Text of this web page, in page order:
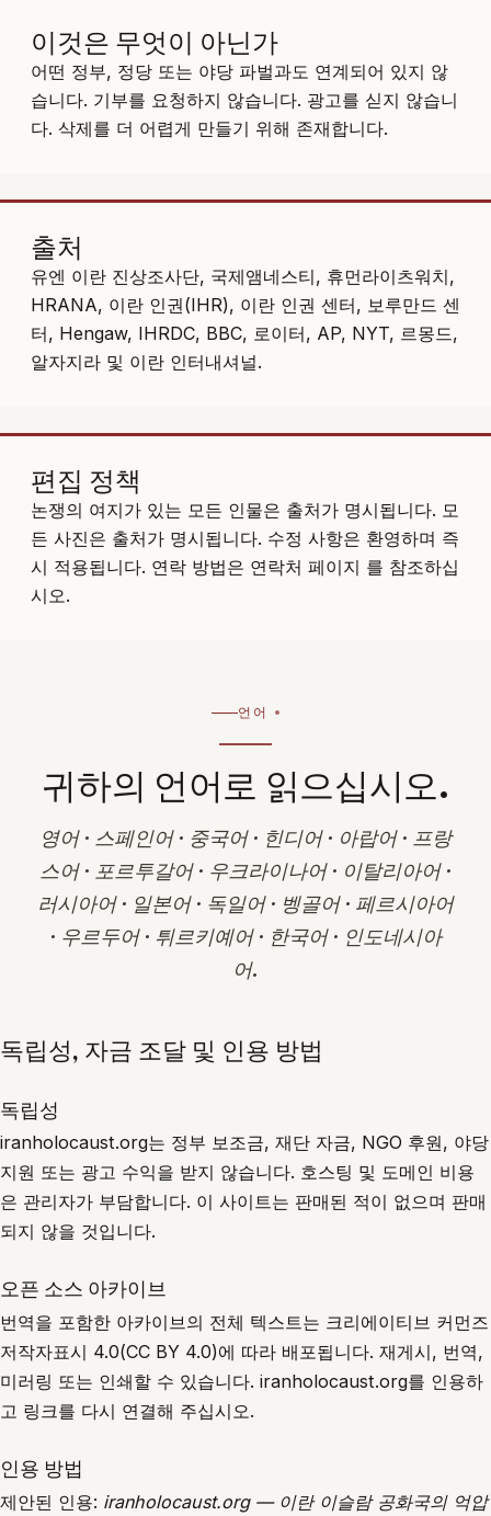
이것은 무엇이 아닌가
어떤 정부, 정당 또는 야당 파벌과도 연계되어 있지 않
습니다. 기부를 요청하지 않습니다. 광고를 싣지 않습니
다. 삭제를 더 어렵게 만들기 위해 존재합니다.
출처
유엔 이란 진상조사단, 국제앰네스티, 휴먼라이츠워치,
HRANA, 이란 인권(IHR), 이란 인권 센터, 보루만드 센
터, Hengaw, IHRDC, BBC, 로이터, AP, NYT, 르몽드,
알자지라 및 이란 인터내셔널.
편집 정책
논쟁의 여지가 있는 모든 인물은 출처가 명시됩니다. 모
든 사진은 출처가 명시됩니다. 수정 사항은 환영하며 즉
시 적용됩니다. 연락 방법은 연락처 페이지 를 참조하십
시오.
언어
귀하의 언어로 읽으십시오.
영어 · 스페인어 · 중국어 · 힌디어 · 아랍어 · 프랑
스어 · 포르투갈어 · 우크라이나어 · 이탈리아어 ·
러시아어 · 일본어 · 독일어 · 벵골어 · 페르시아어
· 우르두어 · 튀르키예어 · 한국어 · 인도네시아
어.
독립성, 자금 조달 및 인용 방법
독립성
iranholocaust.org는 정부 보조금, 재단 자금, NGO 후원, 야당
지원 또는 광고 수익을 받지 않습니다. 호스팅 및 도메인 비용
은 관리자가 부담합니다. 이 사이트는 판매된 적이 없으며 판매
되지 않을 것입니다.
오픈 소스 아카이브
번역을 포함한 아카이브의 전체 텍스트는 크리에이티브 커먼즈
저작자표시 4.0(CC BY 4.0)에 따라 배포됩니다. 재게시, 번역,
미러링 또는 인쇄할 수 있습니다. iranholocaust.org를 인용하
고 링크를 다시 연결해 주십시오.
인용 방법
제안된 인용: iranholocaust.org — 이란 이슬람 공화국의 억압